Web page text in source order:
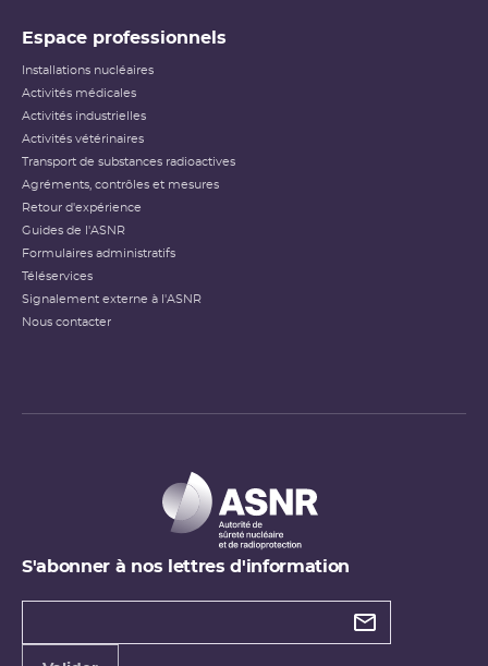
Espace professionnels
Installations nucléaires
Activités médicales
Activités industrielles
Activités vétérinaires
Transport de substances radioactives
Agréments, contrôles et mesures
Retour d'expérience
Guides de l'ASNR
Formulaires administratifs
Téléservices
Signalement externe à l'ASNR
Nous contacter
S'abonner à nos lettres d'information
Types de